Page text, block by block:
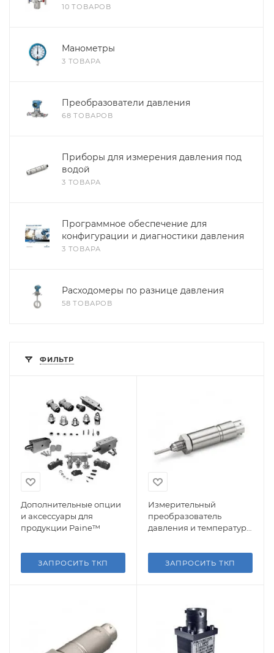
10 ТОВАРОВ
Манометры
3 ТОВАРА
Преобразователи давления
68 ТОВАРОВ
Приборы для измерения давления под
водой
3 ТОВАРА
Программное обеспечение для
конфигурации и диагностики давления
3 ТОВАРА
Расходомеры по разнице давления
58 ТОВАРОВ
ФИЛЬТР
Дополнительные опции
и аксессуары для
продукции Paine™
ЗАПРОСИТЬ ТКП
Измерительный
преобразователь
давления и температуры
ЗАПРОСИТЬ ТКП